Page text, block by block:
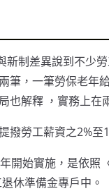
新制差異說到不少
筆，一筆勞保老年
也解釋 ，實務上在
撥勞工薪資之2%至
開始實施，是依
休準備金專戶中。